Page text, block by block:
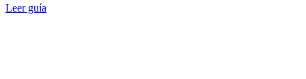
Leer guía